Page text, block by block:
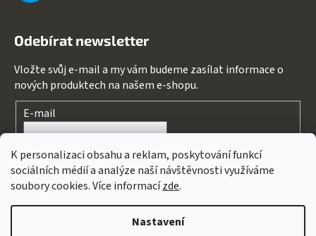
K personalizaci obsahu a reklam, poskytování funkcí
sociálních médií a analýze naší návštěvnosti využíváme
soubory cookies. Více informacízde.
Nastavení
Odebírat newsletter
Vložte svůj e-mail a my vám budeme zasílat informace o
nových produktech na našem e-shopu.
E-mail
Souhlasím spodmínkami ochrany osobních údajů
PŘIHLÁSIT SE